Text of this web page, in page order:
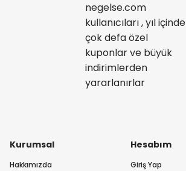
Kurumsal
Hakkımızda
Hesabım
Giriş Yap
negelse.com
kullanıcıları , yıl içinde
çok defa özel
kuponlar ve büyük
indirimlerden
yararlanırlar